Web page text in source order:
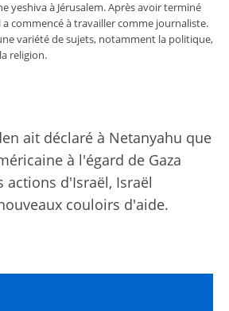
yeshiva à Jérusalem. Après avoir terminé
a commencé à travailler comme journaliste.
variété de sujets, notamment la politique,
religion.
ait déclaré à Netanyahu que
à l'égard de Gaza
actions d'Israël, Israël
couloirs d'aide.